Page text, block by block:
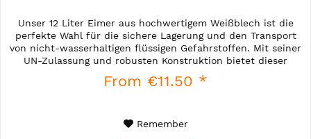
Unser 12 Liter Eimer aus hochwertigem Weißblech ist die
perfekte Wahl für die sichere Lagerung und den Transport
von nicht-wasserhaltigen flüssigen Gefahrstoffen. Mit seiner
UN-Zulassung und robusten Konstruktion bietet dieser
From €11.50 *
Remember